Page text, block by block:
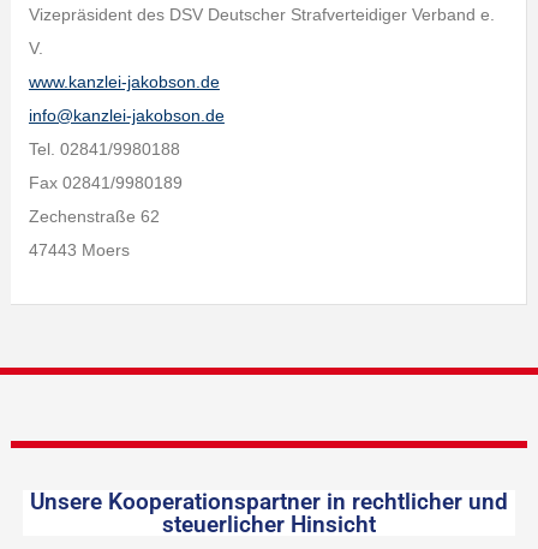
Vizepräsident des DSV Deutscher Strafverteidiger Verband e.
V.
www.kanzlei-jakobson.de
info@kanzlei-jakobson.de
Tel. 02841/9980188
Fax 02841/9980189
Zechenstraße 62
47443 Moers
Unsere Kooperationspartner in rechtlicher und
steuerlicher Hinsicht